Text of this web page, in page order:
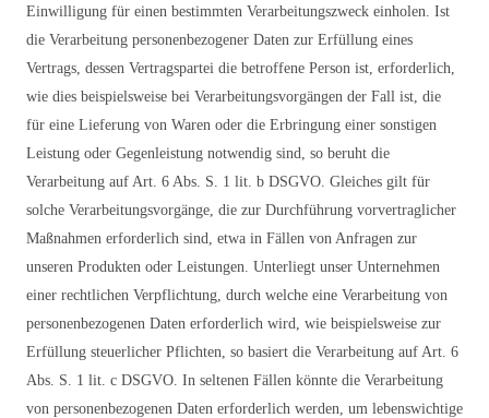
Einwilligung für einen bestimmten Verarbeitungszweck einholen. Ist
die Verarbeitung personenbezogener Daten zur Erfüllung eines
Vertrags, dessen Vertragspartei die betroffene Person ist, erforderlich,
wie dies beispielsweise bei Verarbeitungsvorgängen der Fall ist, die
für eine Lieferung von Waren oder die Erbringung einer sonstigen
Leistung oder Gegenleistung notwendig sind, so beruht die
Verarbeitung auf Art. 6 Abs. S. 1 lit. b DSGVO. Gleiches gilt für
solche Verarbeitungsvorgänge, die zur Durchführung vorvertraglicher
Maßnahmen erforderlich sind, etwa in Fällen von Anfragen zur
unseren Produkten oder Leistungen. Unterliegt unser Unternehmen
einer rechtlichen Verpflichtung, durch welche eine Verarbeitung von
personenbezogenen Daten erforderlich wird, wie beispielsweise zur
Erfüllung steuerlicher Pflichten, so basiert die Verarbeitung auf Art. 6
Abs. S. 1 lit. c DSGVO. In seltenen Fällen könnte die Verarbeitung
von personenbezogenen Daten erforderlich werden, um lebenswichtige